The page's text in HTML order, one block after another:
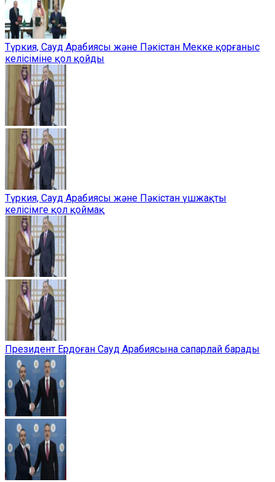
Түркия, Сауд Арабиясы және Пәкістан Мекке қорғаныс
келісіміне қол қойды
Түркия, Сауд Арабиясы және Пәкістан үшжақты
келісімге қол қоймақ
Президент Ердоған Сауд Арабиясына сапарлай барады